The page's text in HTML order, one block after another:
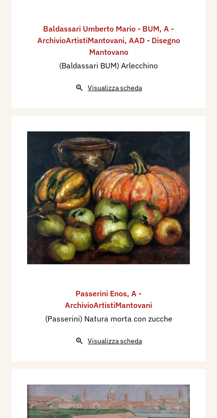
Baldassari Umberto Mario - BUM, A -
ArchivioArtistiMantovani, AAD - Disegno
Mantovano
(Baldassari BUM) Arlecchino
Visualizza scheda
Passerini Enos, A -
ArchivioArtistiMantovani
(Passerini) Natura morta con zucche
Visualizza scheda